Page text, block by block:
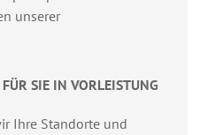
unserer
SIE IN VORLEISTUNG
Ihre Standorte und